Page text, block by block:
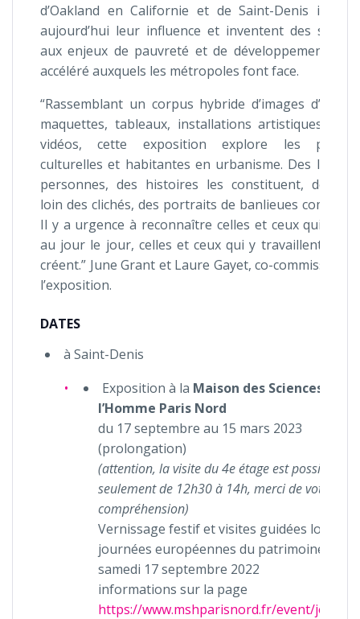
d’Oakland en Californie et de Saint-Denis
aujourd’hui leur influence et inventent des
aux enjeux de pauvreté et de développement
accéléré auxquels les métropoles font face.
“Rassemblant un corpus hybride d’images
maquettes, tableaux, installations artistiques,
vidéos, cette exposition explore les
culturelles et habitantes en urbanisme. Des lieux,
personnes, des histoires les constituent,
loin des clichés, des portraits de banlieues
Il y a urgence à reconnaître celles et ceux qui y
au jour le jour, celles et ceux qui y travaillent et
créent.” June Grant et Laure Gayet, co-commissaires
l’exposition.
DATES
à Saint-Denis
Exposition à la Maison des Sciences de
l’Homme Paris Nord
du 17 septembre au 15 mars 2023
(prolongation)
(attention, la visite du 4e étage est possible
seulement de 12h30 à 14h, merci de votre
compréhension)
Vernissage festif et visites guidées lors des
journées européennes du patrimoine, le
samedi 17 septembre 2022
informations sur la page
https://www.mshparisnord.fr/event/